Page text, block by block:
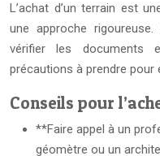
L’achat d’un terrain est
une approche
vérifier les documents
précautions à prendre pour
Conseils pour
**Faire appel à un
géomètre ou un